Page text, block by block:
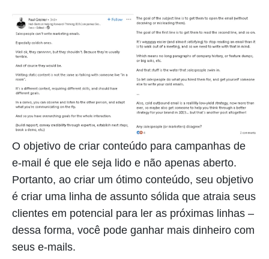
O objetivo de criar conteúdo para campanhas de
e-mail é que ele seja lido e não apenas aberto.
Portanto, ao criar um ótimo conteúdo, seu objetivo
é criar uma linha de assunto sólida que atraia seus
clientes em potencial para ler as próximas linhas –
dessa forma, você pode ganhar mais dinheiro com
seus e-mails.